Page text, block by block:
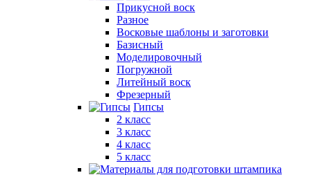
Прикусной воск
Разное
Восковые шаблоны и заготовки
Базисный
Моделировочный
Погружной
Литейный воск
Фрезерный
Гипсы
2 класс
3 класс
4 класс
5 класс